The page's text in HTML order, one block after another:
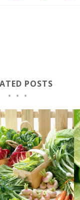
POSTS